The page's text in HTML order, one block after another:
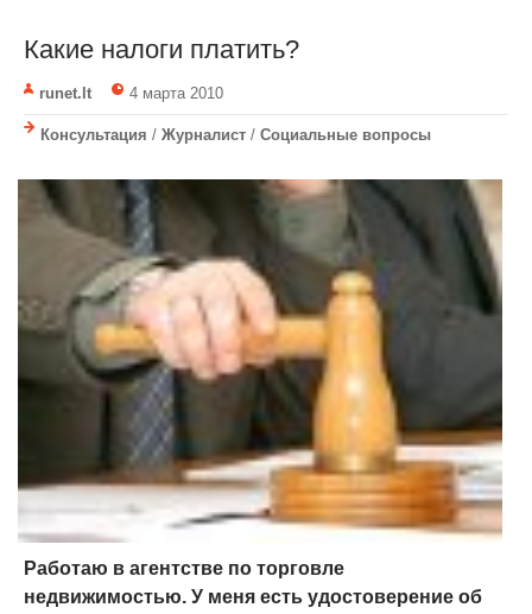
Какие налоги платить?
runet.lt 4 марта 2010
Консультация / Журналист / Социальные вопросы
Работаю в агентстве по торговле
недвижимостью. У меня есть удостоверение об